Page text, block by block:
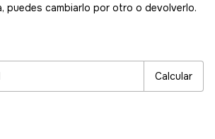
puedes cambiarlo por otro o devolverlo.
Calcular